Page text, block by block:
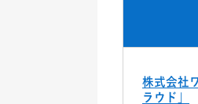
株式会社
ラウド」